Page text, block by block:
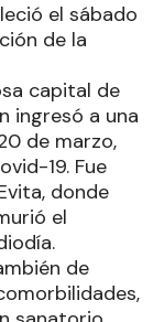
el sábado
de la
capital de
ingresó a una
de marzo,
19. Fue
donde
el
de